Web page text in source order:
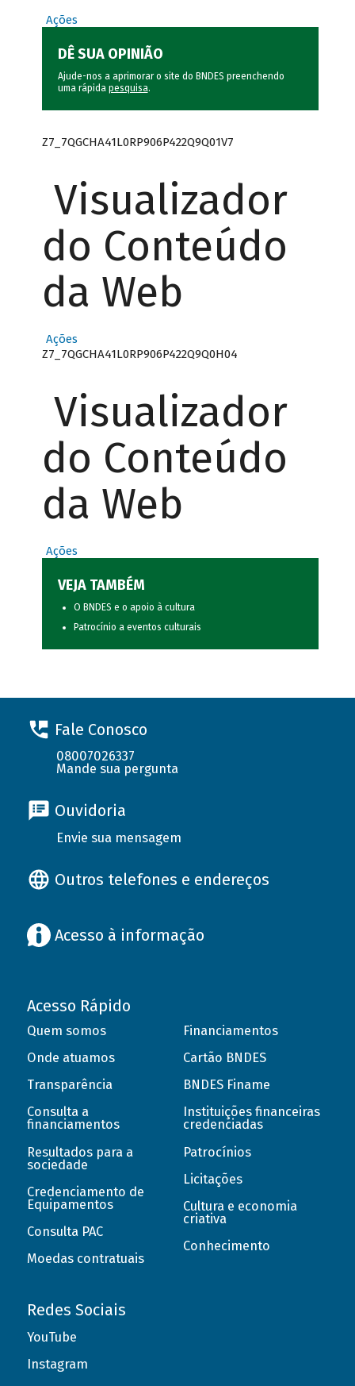
Ações
DÊ SUA OPINIÃO
Ajude-nos a aprimorar o site do BNDES preenchendo
uma rápida pesquisa.
Z7_7QGCHA41L0RP906P422Q9Q01V7
Visualizador
do Conteúdo
da Web
Ações
Z7_7QGCHA41L0RP906P422Q9Q0H04
Visualizador
do Conteúdo
da Web
Ações
VEJA TAMBÉM
O BNDES e o apoio à cultura
Patrocínio a eventos culturais
Fale Conosco
08007026337
Mande sua pergunta
Ouvidoria
Envie sua mensagem
Outros telefones e endereços
Acesso à informação
Acesso Rápido
Quem somos
Onde atuamos
Transparência
Consulta a
financiamentos
Resultados para a
sociedade
Credenciamento de
Equipamentos
Consulta PAC
Moedas contratuais
Financiamentos
Cartão BNDES
BNDES Finame
Instituições financeiras
credenciadas
Patrocínios
Licitações
Cultura e economia
criativa
Conhecimento
Redes Sociais
YouTube
Instagram